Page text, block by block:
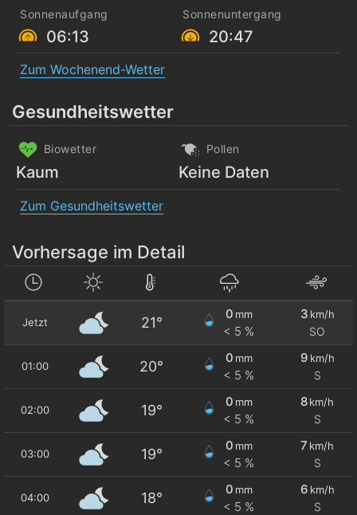
Sonnenaufgang
06:13
Sonnenuntergang
20:47
Zum Wochenend-Wetter
Gesundheitswetter
Biowetter
Kaum
Pollen
Keine Daten
Zum Gesundheitswetter
Vorhersage im Detail
Jetzt 21°
0 mm
< 5 %
3 km/h
SO
01:00 20°
0 mm
< 5 %
9 km/h
S
02:00 19°
0 mm
< 5 %
8km/h
S
03:00 19°
0 mm
< 5 %
7 km/h
S
04:00 18°
0 mm
< 5 %
6 km/h
S